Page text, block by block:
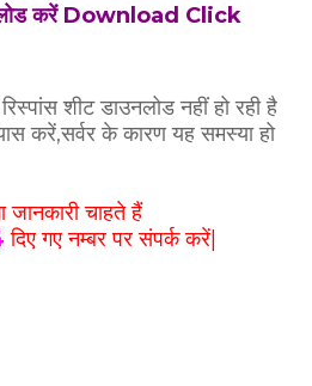
करें Download Click
शीट डाउनलोड नहीं हो रही है
करें,सर्वर के कारण यह समस्या हो
जानकारी चाहते हैं
दिए गए नम्बर पर संपर्क करें|